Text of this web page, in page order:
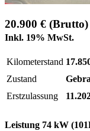
20.900 € (Brutto)
Inkl. 19% MwSt.
Kilometerstand
Zustand
Erstzulassung
Leistung 74 kW